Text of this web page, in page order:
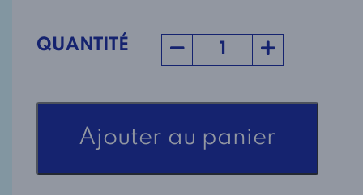
QUANTITÉ
Ajouter au panier